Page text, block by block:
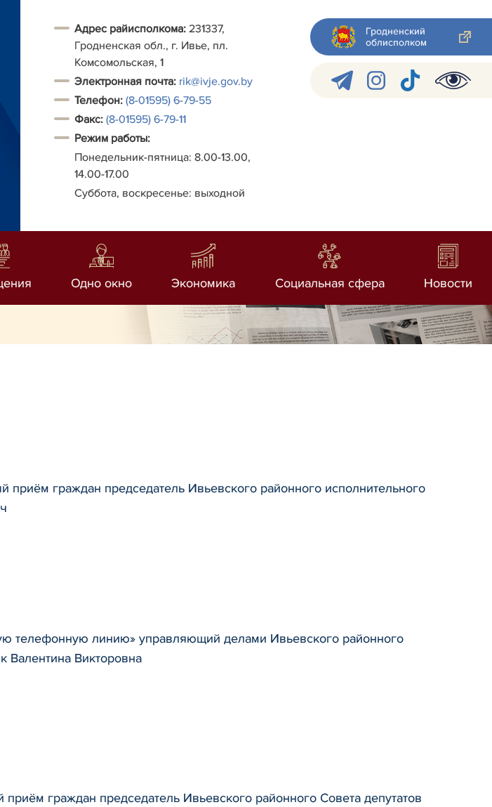
Адрес райисполкома: 231337,
Гродненская обл., г. Ивье, пл.
Комсомольская, 1
Электронная почта: rik@ivje.gov.by
Телефон: (8-01595) 6-79-55
Факс: (8-01595) 6-79-11
Режим работы:
Понедельник-пятница: 8.00-13.00,
14.00-17.00
Суббота, воскресенье: выходной
Гродненский
облисполком
Одно окно Экономика Социальная сфера Новости
приём граждан председатель Ивьевского районного исполнительного
телефонную линию» управляющий делами Ивьевского районного
Валентина Викторовна
граждан председатель Ивьевского районного Совета депутатов